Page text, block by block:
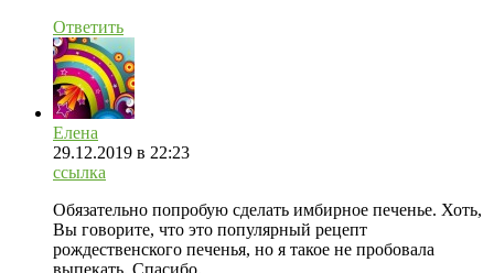
Ответить
Елена
29.12.2019 в 22:23
ссылка
Обязательно попробую сделать имбирное печенье. Хоть,
Вы говорите, что это популярный рецепт
рождественского печенья, но я такое не пробовала
выпекать. Спасибо.